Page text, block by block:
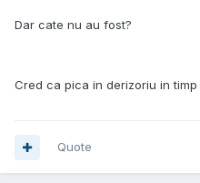
Dar cate nu au fost?
Cred ca pica in derizoriu in timp
Quote